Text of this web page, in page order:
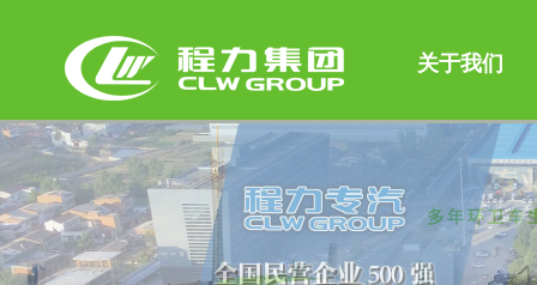
关于我们